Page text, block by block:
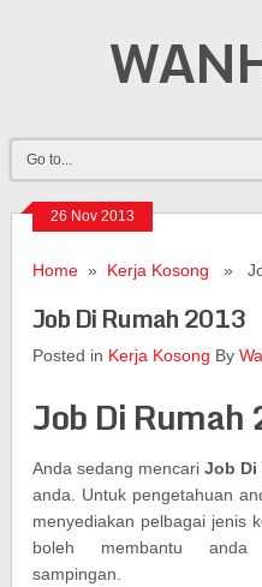
26 Nov 2013
Home » Kerja Kosong »
Job Di Rumah 2013
Posted in Kerja Kosong By
Job Di
Anda sedang mencariJob Di
anda. Untuk pengetahuan
menyediakan pelbagai jenis
boleh membantu anda
sampingan.